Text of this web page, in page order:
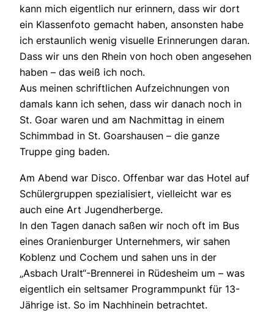
kann mich eigentlich nur erinnern, dass wir dort
ein Klassenfoto gemacht haben, ansonsten habe
ich erstaunlich wenig visuelle Erinnerungen daran.
Dass wir uns den Rhein von hoch oben angesehen
haben – das weiß ich noch.
Aus meinen schriftlichen Aufzeichnungen von
damals kann ich sehen, dass wir danach noch in
St. Goar waren und am Nachmittag in einem
Schimmbad in St. Goarshausen – die ganze
Truppe ging baden.
Am Abend war Disco. Offenbar war das Hotel auf
Schülergruppen spezialisiert, vielleicht war es
auch eine Art Jugendherberge.
In den Tagen danach saßen wir noch oft im Bus
eines Oranienburger Unternehmers, wir sahen
Koblenz und Cochem und sahen uns in der
„Asbach Uralt“-Brennerei in Rüdesheim um – was
eigentlich ein seltsamer Programmpunkt für 13-
Jährige ist. So im Nachhinein betrachtet.